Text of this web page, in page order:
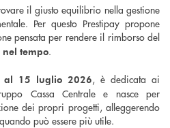
il giusto equilibrio nella gestione
Per questo Prestipay propone
pensata per rendere il rimborso del
nel tempo.
al 15 luglio 2026, è dedicata ai
Cassa Centrale e nasce per
dei propri progetti, alleggerendo
può essere più utile.